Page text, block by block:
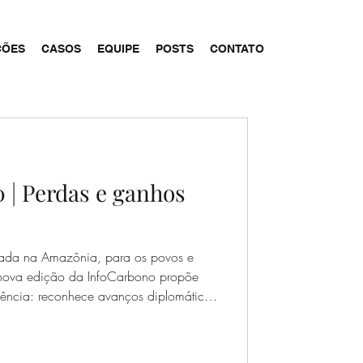
CASOS EQUIPE POSTS CONTATO
Perdas e ganhos
na Amazônia, para os povos e
edição da InfoCarbono propõe
reconhece avanços diplomáticos